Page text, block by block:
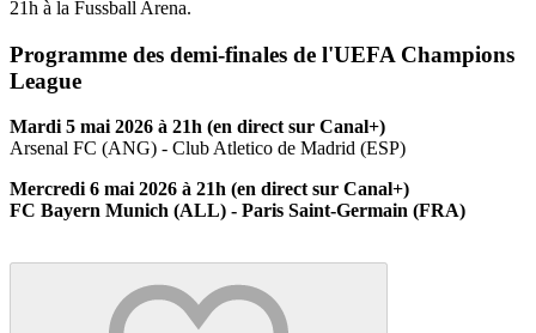
21h à la Fussball Arena.
Programme des demi-finales de l'UEFA Champions
League
Mardi 5 mai 2026 à 21h (en direct sur Canal+)
Arsenal FC (ANG) - Club Atletico de Madrid (ESP)
Mercredi 6 mai 2026 à 21h (en direct sur Canal+)
FC Bayern Munich (ALL) - Paris Saint-Germain (FRA)